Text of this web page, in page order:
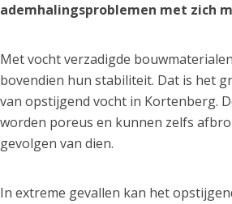
ademhalingsproblemen met zich
Met vocht verzadigde
bovendien hun stabiliteit. Dat is het
van opstijgend vocht in Kortenberg.
worden poreus en kunnen zelfs
gevolgen van dien.
In extreme gevallen kan het